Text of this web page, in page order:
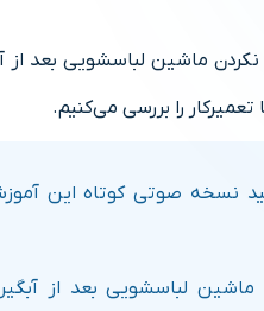
ماشین لباسشویی بعد از
را بررسی می‌کنیم.
نسخه صوتی کوتاه این
ماشین لباسشویی بعد از